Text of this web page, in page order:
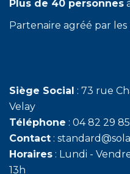
Plus de 40 personnes
Partenaire agréé par
Siège Social : 73 rue
Velay
Téléphone : 04 82 29
Contact :
Horaires : Lundi -
13h